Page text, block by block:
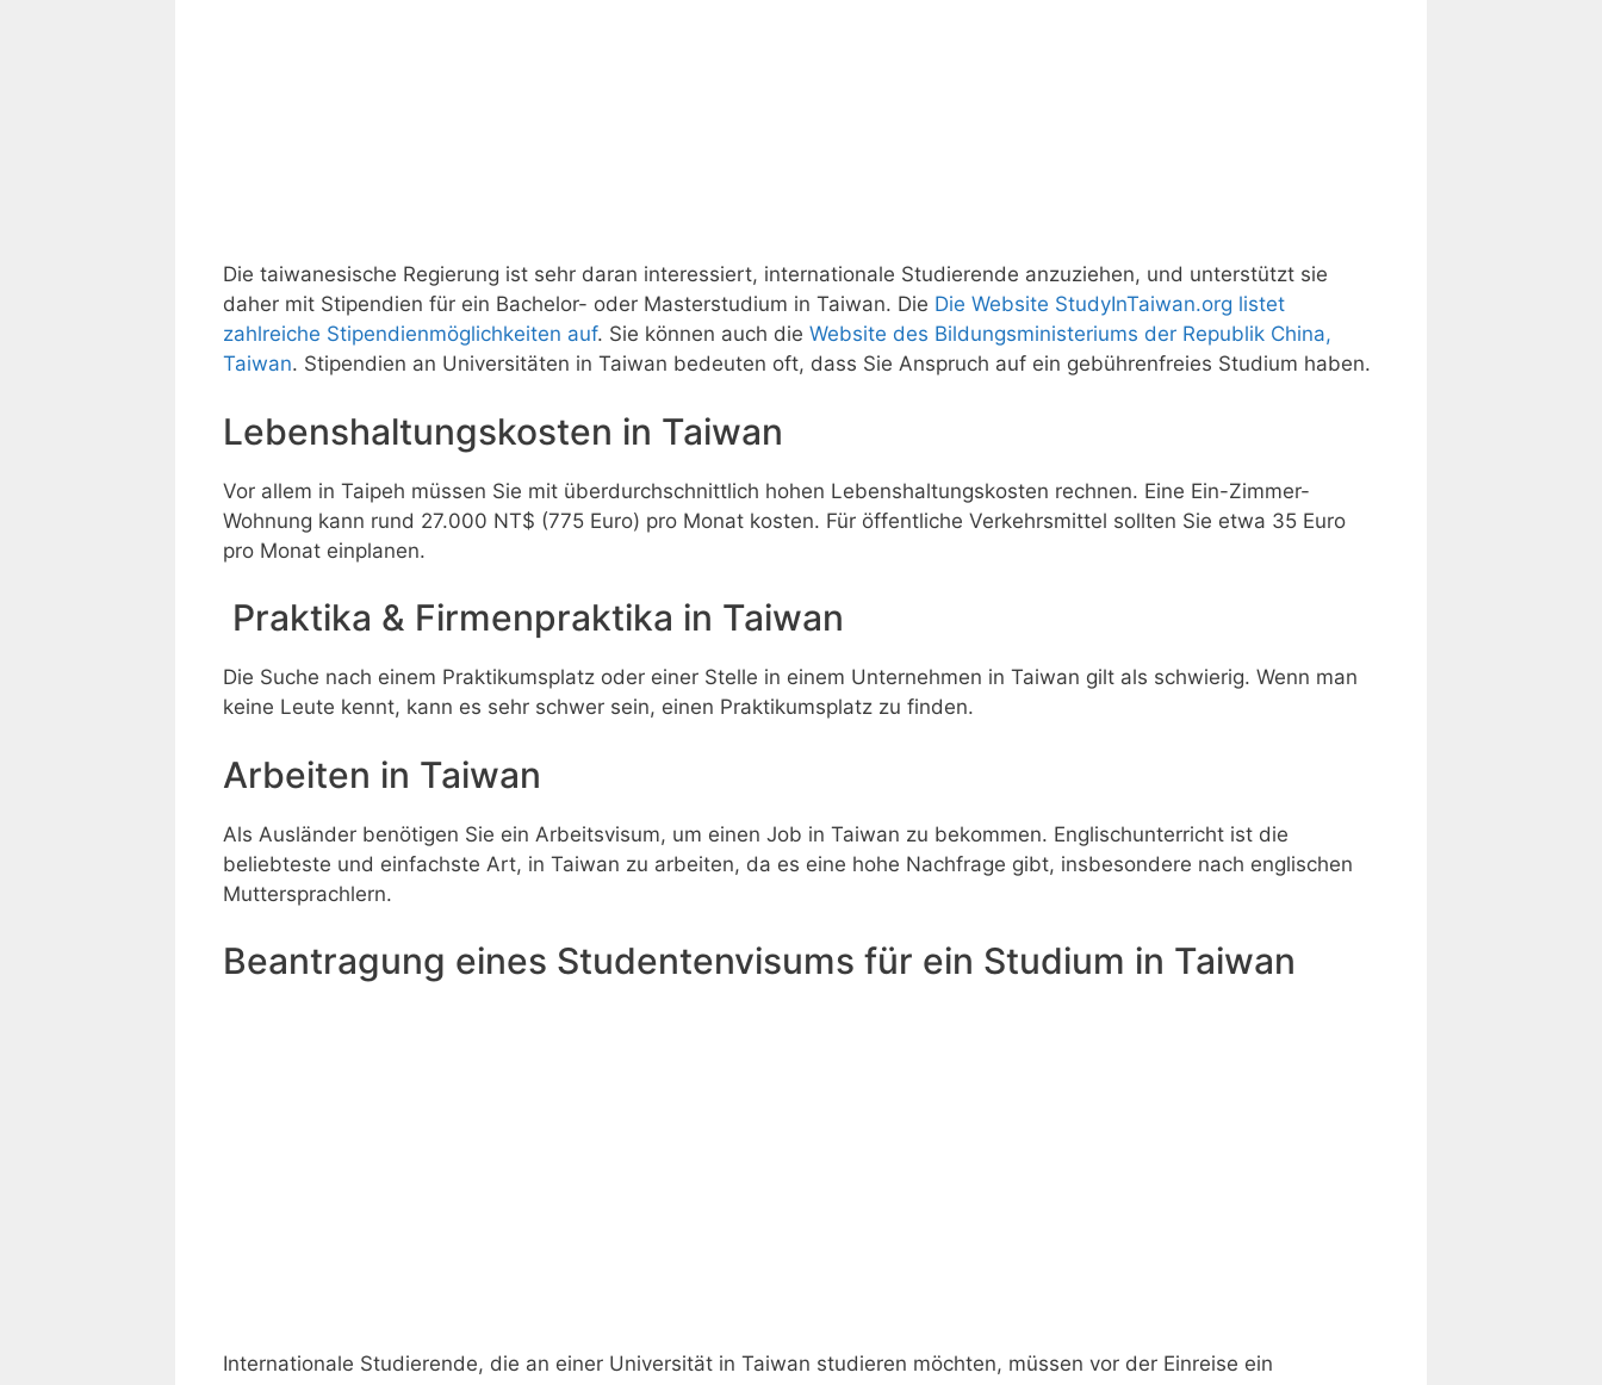
Die taiwanesische Regierung ist sehr daran interessiert, internationale Studierende anzuziehen, und unterstützt sie
daher mit Stipendien für ein Bachelor- oder Masterstudium in Taiwan. Die Die Website StudyInTaiwan.org listet
zahlreiche Stipendienmöglichkeiten auf. Sie können auch die Website des Bildungsministeriums der Republik China,
Taiwan. Stipendien an Universitäten in Taiwan bedeuten oft, dass Sie Anspruch auf ein gebührenfreies Studium haben.
Lebenshaltungskosten in Taiwan
Vor allem in Taipeh müssen Sie mit überdurchschnittlich hohen Lebenshaltungskosten rechnen. Eine Ein-Zimmer-
Wohnung kann rund 27.000 NT$ (775 Euro) pro Monat kosten. Für öffentliche Verkehrsmittel sollten Sie etwa 35 Euro
pro Monat einplanen.
Praktika & Firmenpraktika in Taiwan
Die Suche nach einem Praktikumsplatz oder einer Stelle in einem Unternehmen in Taiwan gilt als schwierig. Wenn man
keine Leute kennt, kann es sehr schwer sein, einen Praktikumsplatz zu finden.
Arbeiten in Taiwan
Als Ausländer benötigen Sie ein Arbeitsvisum, um einen Job in Taiwan zu bekommen. Englischunterricht ist die
beliebteste und einfachste Art, in Taiwan zu arbeiten, da es eine hohe Nachfrage gibt, insbesondere nach englischen
Muttersprachlern.
Beantragung eines Studentenvisums für ein Studium in Taiwan
Internationale Studierende, die an einer Universität in Taiwan studieren möchten, müssen vor der Einreise ein